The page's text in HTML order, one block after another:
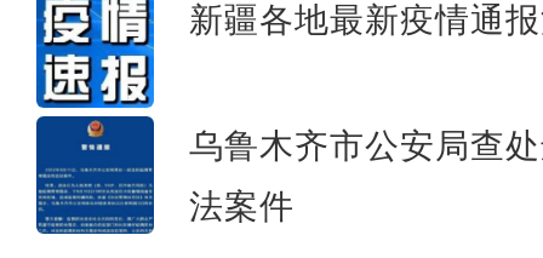
新疆各地最新疫情通
乌鲁木齐市公安局查
法案件